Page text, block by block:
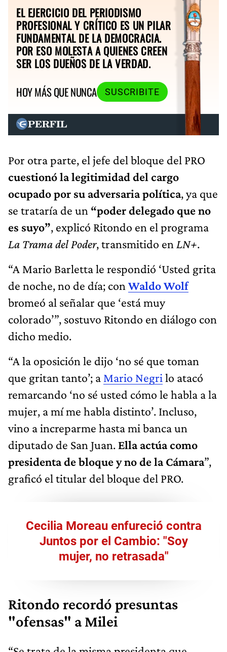
EL EJERCICIO DEL PERIODISMO
PROFESIONAL Y CRÍTICO ES UN PILAR
FUNDAMENTAL DE LA DEMOCRACIA.
POR ESO MOLESTA A QUIENES CREEN
SER LOS DUEÑOS DE LA VERDAD.
HOY MÁS QUE NUNCA
SUSCRIBITE
Por otra parte, el jefe del bloque del PRO
cuestionó la legitimidad del cargo
ocupado por su adversaria política, ya que
se trataría de un “poder delegado que no
es suyo”, explicó Ritondo en el programa
La Trama del Poder, transmitido en LN+.
“A Mario Barletta le respondió ‘Usted grita
de noche, no de día; con Waldo Wolf
bromeó al señalar que ‘está muy
colorado’”, sostuvo Ritondo en diálogo con
dicho medio.
“A la oposición le dijo ‘no sé que toman
que gritan tanto’; a Mario Negri lo atacó
remarcando ‘no sé usted cómo le habla a la
mujer, a mí me habla distinto’. Incluso,
vino a increparme hasta mi banca un
diputado de San Juan. Ella actúa como
presidenta de bloque y no de la Cámara”,
graficó el titular del bloque del PRO.
Cecilia Moreau enfureció contra
Juntos por el Cambio: "Soy
mujer, no retrasada"
Ritondo recordó presuntas
"ofensas" a Milei